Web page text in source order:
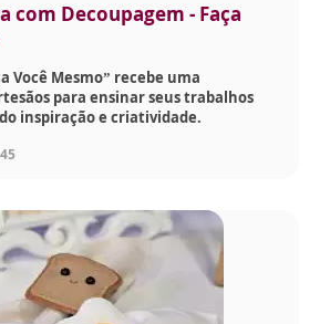
com Decoupagem - Faça
Você Mesmo” recebe uma
para ensinar seus trabalhos
inspiração e criatividade.